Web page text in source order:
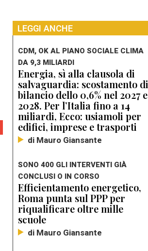
LEGGI ANCHE
CDM, OK AL PIANO SOCIALE CLIMA
DA 9,3 MILIARDI
Energia, sì alla clausola di
salvaguardia: scostamento di
bilancio dello 0,6% nel 2027 e
2028. Per l’Italia fino a 14
miliardi, Ecco: usiamoli per
edifici, imprese e trasporti
di Mauro Giansante
SONO 400 GLI INTERVENTI GIÀ
CONCLUSI O IN CORSO
Efficientamento energetico,
Roma punta sul PPP per
riqualificare oltre mille
scuole
di Mauro Giansante